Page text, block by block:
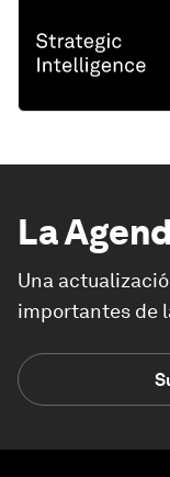
La
Una
importantes de